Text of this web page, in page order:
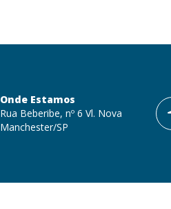
Onde Estamos
Rua Beberibe, nº 6 Vl. Nova
Manchester/SP